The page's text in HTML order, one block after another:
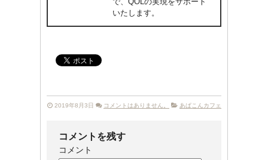
いたします。
2019年8月3日 コメントはありません。 あぱこんカフェ
コメントを残す
コメント